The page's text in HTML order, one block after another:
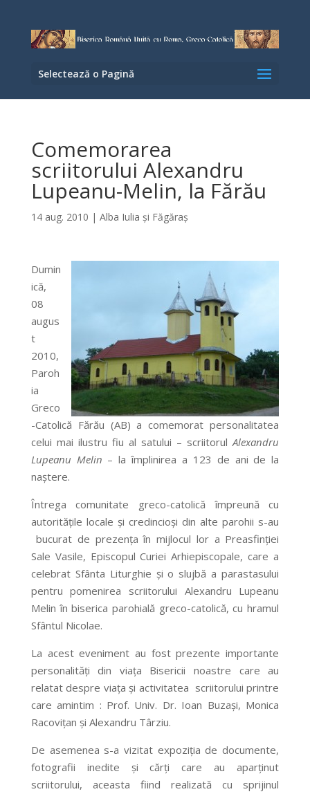
Selectează o Pagină
Comemorarea
scriitorului Alexandru
Lupeanu-Melin, la Fărău
14 aug. 2010 | Alba Iulia şi Făgăraş
Dumin
ică,
08
augus
t
2010,
Paroh
ia
Greco
-Catolică Fărău (AB) a comemorat personalitatea
celui mai ilustru fiu al satului – scriitorulAlexandru
Lupeanu Melin – la împlinirea a 123 de ani de la
naştere.
Întrega comunitate greco-catolică împreună cu
autorităţile locale şi credincioşi din alte parohii s-au
bucurat de prezenţa în mijlocul lor a Preasfinției
Sale Vasile, Episcopul Curiei Arhiepiscopale, care a
celebrat Sfânta Liturghie şi o slujbă a parastasului
pentru pomenirea scriitorului Alexandru Lupeanu
Melin în biserica parohială greco-catolică, cu hramul
Sfântul Nicolae.
La acest eveniment au fost prezente importante
personalităţi din viaţa Bisericii noastre care au
relatat despre viaţa şi activitatea scriitorului printre
care amintim : Prof. Univ. Dr. Ioan Buzaşi, Monica
Racoviţan şi Alexandru Târziu.
De asemenea s-a vizitat expoziţia de documente,
fotografii inedite şi cărţi care au aparţinut
scriitorului, aceasta fiind realizată cu sprijinul